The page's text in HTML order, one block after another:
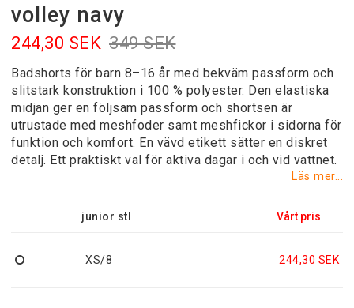
volley navy
349 SEK
244,30 SEK
Badshorts för barn 8–16 år med bekväm passform och
slitstark konstruktion i 100 % polyester. Den elastiska
midjan ger en följsam passform och shortsen är
utrustade med meshfoder samt meshfickor i sidorna för
funktion och komfort. En vävd etikett sätter en diskret
detalj. Ett praktiskt val för aktiva dagar i och vid vattnet.
Läs mer...
junior stl
XS/8 244,30 SEK